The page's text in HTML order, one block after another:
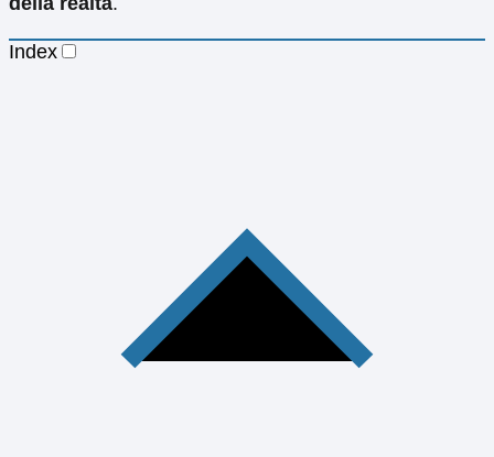
Index